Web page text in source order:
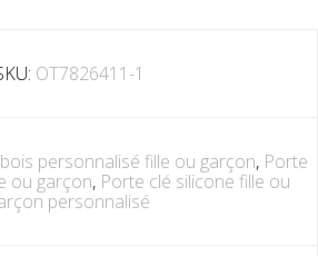
OT7826411-1
personnalisé fille ou garçon, Porte
ou garçon, Porte clé silicone fille ou
personnalisé